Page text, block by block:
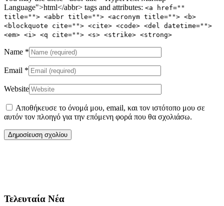
Language">html</abbr> tags and attributes: <a href=""
title=""> <abbr title=""> <acronym title=""> <b>
<blockquote cite=""> <cite> <code> <del datetime="">
<em> <i> <q cite=""> <s> <strike> <strong>
Name *
Email *
Website
Αποθήκευσε το όνομά μου, email, και τον ιστότοπο μου σε
αυτόν τον πλοηγό για την επόμενη φορά που θα σχολιάσω.
Τελευταία Νέα